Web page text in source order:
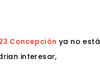
Concepción ya no está
interesar,